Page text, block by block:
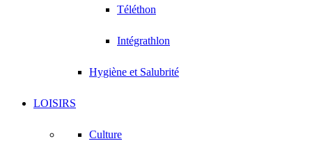
Téléthon
Intégrathlon
Hygiène et Salubrité
LOISIRS
Culture